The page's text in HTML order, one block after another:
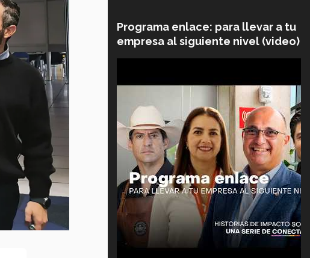
Programa enlace: para llevar a tu
empresa al siguiente nivel (video)